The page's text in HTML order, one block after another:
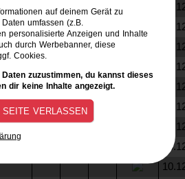
auf deinem Gerät zu
umfassen (z.B.
personalisierte Anzeigen und Inhalte
durch Werbebanner, diese
Cookies.
zuzustimmen, du kannst dieses
dir keine Inhalte angezeigt.
SEITE VERLASSEN